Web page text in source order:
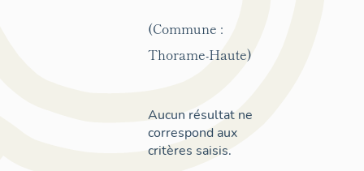
(Commune :
Thorame-Haute)
Aucun résultat ne
correspond aux
critères saisis.